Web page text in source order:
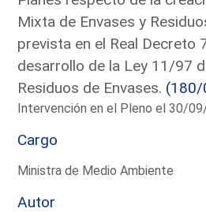
Mixta de Envases y
prevista en el Real Decreto
desarrollo de la Ley 11/97
Residuos de Envases. (180/
Intervención en el Pleno el 30/
Cargo
Ministra de Medio Ambiente
Autor